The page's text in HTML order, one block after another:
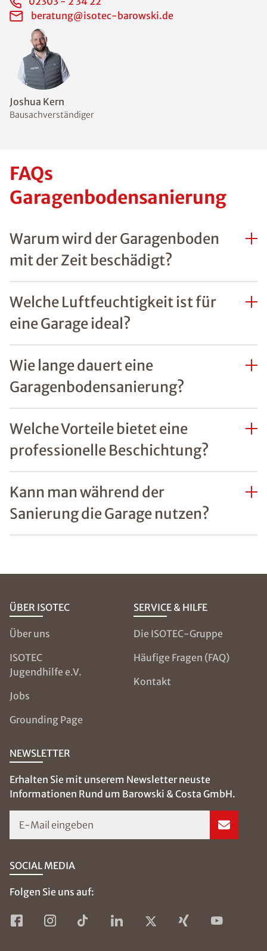
Joshua Kern
Bausachverständiger
beratung@isotec-barowski.de
FAQs
Garagenbodensanierung
Warum wird der Garagenboden
mit der Zeit beschädigt?
Welche Luftfeuchtigkeit ist für
eine Garage ideal?
Wie lange dauert eine
Garagenbodensanierung?
Welche Vorteile bietet eine
professionelle Beschichtung?
Kann man während der
Sanierung die Garage nutzen?
ÜBER ISOTEC
Über uns
ISOTEC
Jugendhilfe e.V.
Jobs
Grounding Page
SERVICE & HILFE
Die ISOTEC-Gruppe
Häufige Fragen (FAQ)
Kontakt
NEWSLETTER
Erhalten Sie mit unserem Newsletter neuste
Informationen Rund um Barowski & Costa GmbH.
E-Mail eingeben
SOCIAL MEDIA
Folgen Sie uns auf: